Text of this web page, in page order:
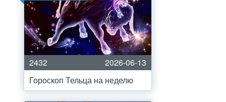
2432
2026-06-13
Гороскоп Тельца на неделю